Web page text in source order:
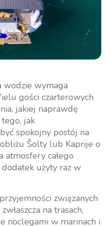
wodzie wymaga
gości czarterowych
jakiej naprawdę
jak
spokojny postój na
Šolty lub Kaprije o
atmosfery całego
użyty raz w
związanych
na trasach,
noclegami w marinach i